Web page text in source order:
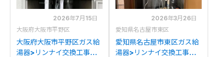
2026年7月15日
大阪府大阪市平野区
大阪府大阪市平野区ガス給
湯器>リンナイ交換工事施
2026年3月26日
愛知県名古屋市東区
愛知県名古屋市東区ガス給
湯器>リンナイ交換工事施